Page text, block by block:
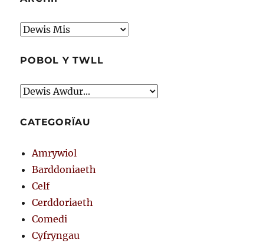
Archif
POBOL Y TWLL
CATEGORÏAU
Amrywiol
Barddoniaeth
Celf
Cerddoriaeth
Comedi
Cyfryngau